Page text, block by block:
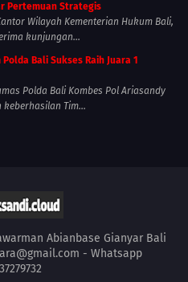
Pertemuan Strategis
Wilayah Kementerian Hukum Bali,
kunjungan...
Polda Bali Sukses Raih Juara 1
Polda Bali Kombes Pol Ariasandy
keberhasilan Tim...
Abianbase Gianyar Bali
- Whatsapp